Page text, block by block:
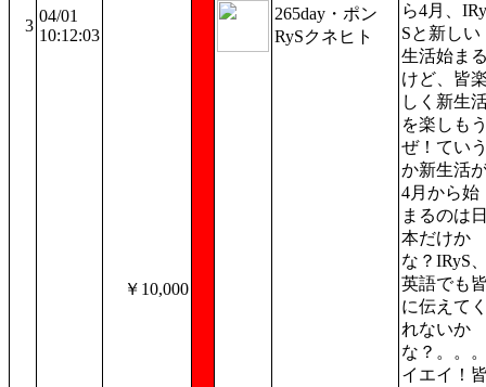
3
04/01
10:12:03
265day・ポン
RySクネヒト
ら4月、IRy
Sと新しい
生活始ま
けど、皆
しく新生
を楽しも
ぜ！てい
か新生活
4月から始
まるのは
本だけか
な？IRyS
英語でも
に伝えて
れないか
な？。。
イエイ！
￥10,000